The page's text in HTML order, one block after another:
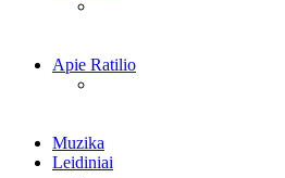
Apie Ratilio
Muzika
Leidiniai